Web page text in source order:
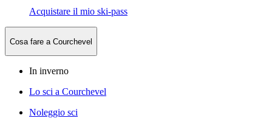
Acquistare il mio ski-pass
Cosa fare a Courchevel
In inverno
Lo sci a Courchevel
Noleggio sci